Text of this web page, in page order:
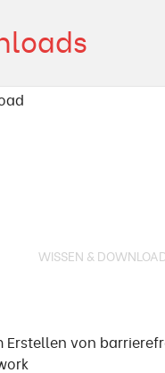
WISSEN &
Erstellen von